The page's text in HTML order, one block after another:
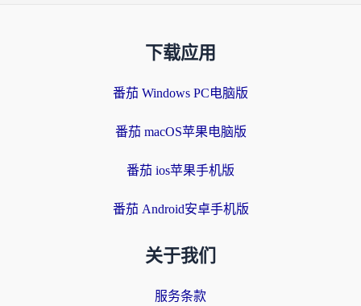
下载应用
番茄 Windows PC电脑版
番茄 macOS苹果电脑版
番茄 ios苹果手机版
番茄 Android安卓手机版
关于我们
服务条款